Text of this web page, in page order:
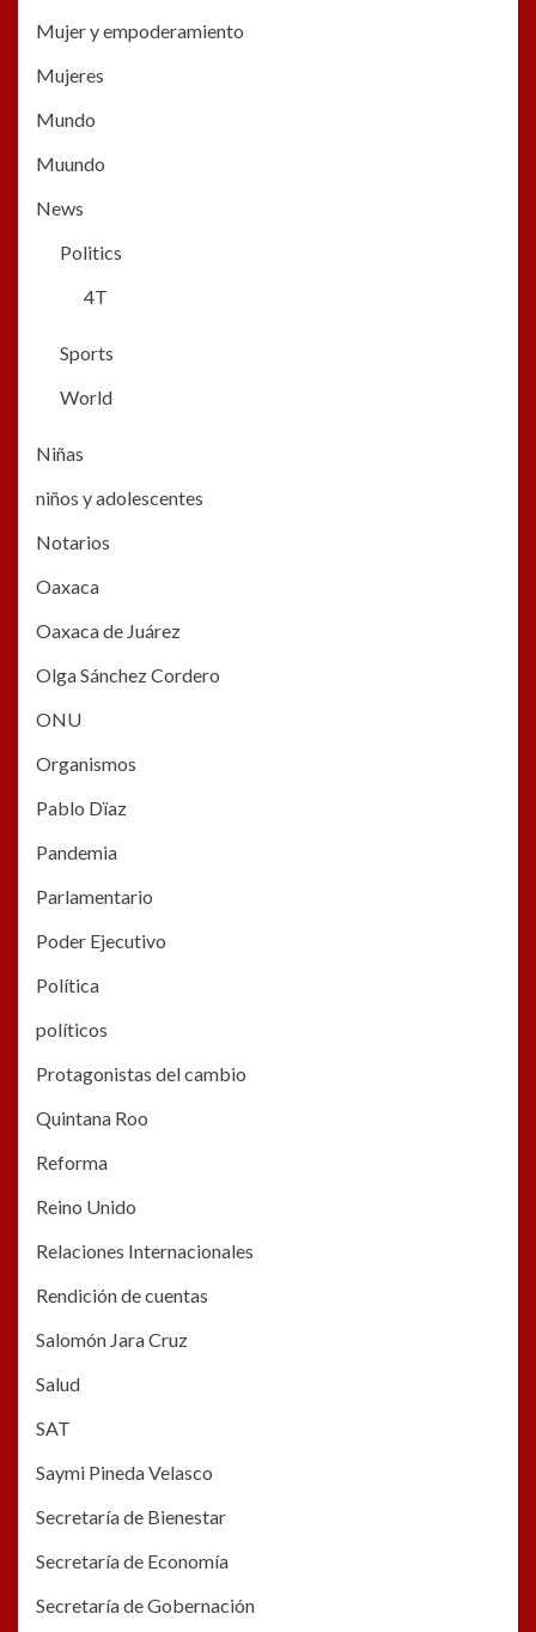
Mujer y empoderamiento
Mujeres
Mundo
Muundo
News
Politics
4T
Sports
World
Niñas
niños y adolescentes
Notarios
Oaxaca
Oaxaca de Juárez
Olga Sánchez Cordero
ONU
Organismos
Pablo Dïaz
Pandemia
Parlamentario
Poder Ejecutivo
Política
políticos
Protagonistas del cambio
Quintana Roo
Reforma
Reino Unido
Relaciones Internacionales
Rendición de cuentas
Salomón Jara Cruz
Salud
SAT
Saymi Pineda Velasco
Secretaría de Bienestar
Secretaría de Economía
Secretaría de Gobernación